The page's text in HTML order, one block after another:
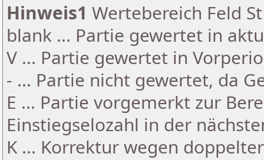
Hinweis1 Wertebereich Feld
blank ... Partie gewertet in
V ... Partie gewertet in
- ... Partie nicht gewertet, da
E ... Partie vorgemerkt zur
Einstiegselozahl in der
K ... Korrektur wegen